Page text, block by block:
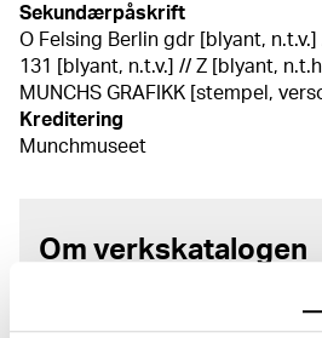
Sekundærpåskrift
O Felsing Berlin gdr [blyant, n.t.v.]
131 [blyant, n.t.v.] // Z [blyant,
MUNCHS GRAFIKK [stempel,
Kreditering
Munchmuseet
Om verkskatalogen
I verkskatalogen kan du søke i
kunstnerskap. Verkskatalogen